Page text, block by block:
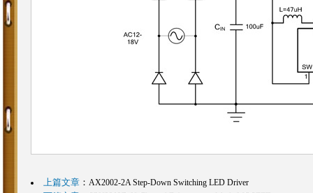
上篇文章： AX2002-2A Step-Down Switching LED Driver